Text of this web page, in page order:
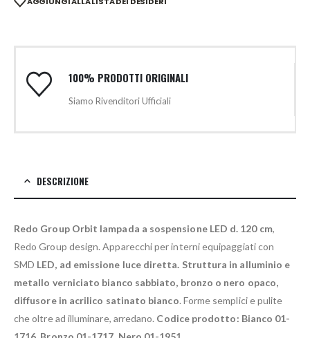
100% PRODOTTI ORIGINALI
Siamo Rivenditori Ufficiali
DESCRIZIONE
Redo Group Orbit lampada a sospensione LED d. 120 cm,
Redo Group design. Apparecchi per interni equipaggiati con
SMD LED, ad emissione luce diretta. Struttura in alluminio e
metallo verniciato bianco sabbiato, bronzo o nero opaco,
diffusore in acrilico satinato bianco. Forme semplici e pulite
che oltre ad illuminare, arredano. Codice prodotto: Bianco 01-